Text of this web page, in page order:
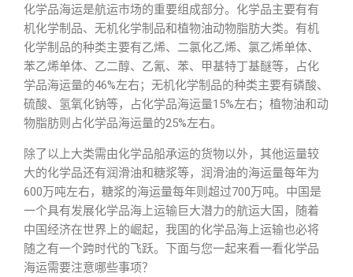
化学品海运是航运市场的重要组成部分。化学品主要有有
机化学制品、无机化学制品和植物油动物脂肪大类。有机
化学制品的种类主要有乙烯、二氯化乙烯、氯乙烯单体、
苯乙烯单体、乙二醇、乙氰、苯、甲基特丁基醚等，占化
学品海运量的46%左右；无机化学制品的种类主要有磷酸、
硫酸、氢氧化钠等，占化学品海运量15%左右；植物油和动
物脂肪则占化学品海运量的25%左右。
除了以上大类需由化学品船承运的货物以外，其他运量较
大的化学品还有润滑油和糖浆等，润滑油的海运量每年为
600万吨左右，糖浆的海运量每年则超过700万吨。中国是
一个具有发展化学品海上运输巨大潜力的航运大国，随着
中国经济在世界上的崛起，我国的化学品海上运输也必将
随之有一个跨时代的飞跃。下面与您一起来看一看化学品
海运需要注意哪些事项？